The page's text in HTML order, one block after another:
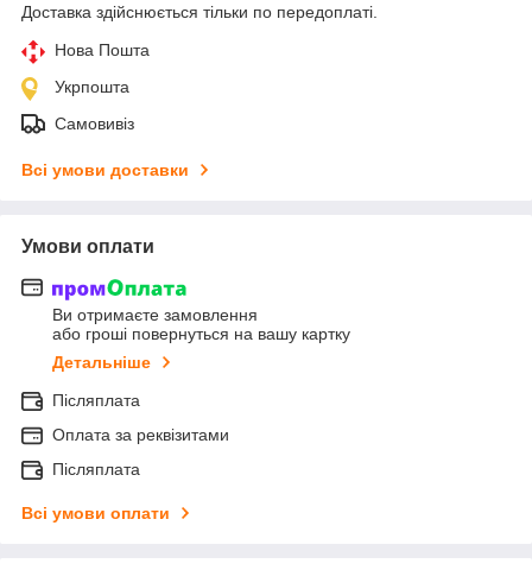
Доставка здійснюється тільки по передоплаті.
Нова Пошта
Укрпошта
Самовивіз
Всі умови доставки
Умови оплати
Ви отримаєте замовлення
або гроші повернуться на вашу картку
Детальніше
Післяплата
Оплата за реквізитами
Післяплата
Всі умови оплати